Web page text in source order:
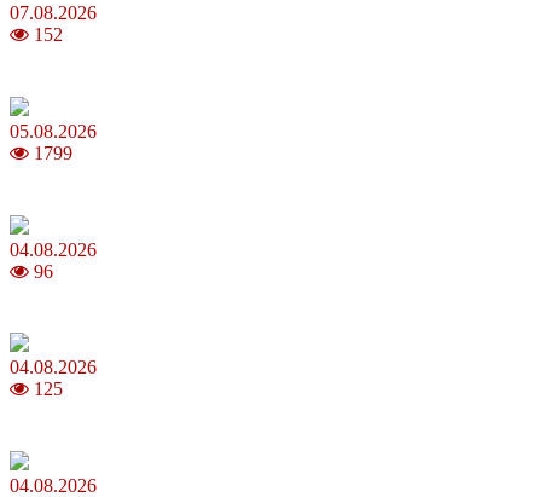
07.08.2026
152
05.08.2026
1799
04.08.2026
96
04.08.2026
125
04.08.2026